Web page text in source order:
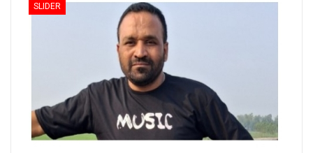
SLIDER